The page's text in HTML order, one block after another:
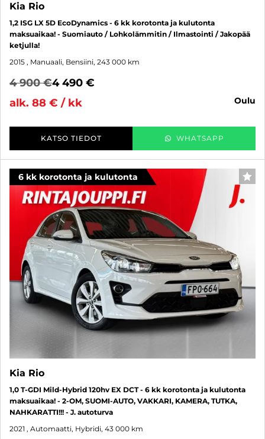
Kia Rio
1,2 ISG LX 5D EcoDynamics - 6 kk korotonta ja kulutonta
maksuaikaa! - Suomiauto / Lohkolämmitin / Ilmastointi / Jakopää
ketjulla!
2015 , Manuaali, Bensiini, 243 000 km
4 900 €4 490 €
alk. 88 € / kk
oulu
KATSO TIEDOT WHATSAPP
6 kk korotonta ja kulutonta
Kia Rio
1,0 T-GDI Mild-Hybrid 120hv EX DCT - 6 kk korotonta ja kulutonta
maksuaikaa! - 2-OM, SUOMI-AUTO, VAKKARI, KAMERA, TUTKA,
NAHKARATTI!!! - J. autoturva
2021 , Automaatti, Hybridi, 43 000 km